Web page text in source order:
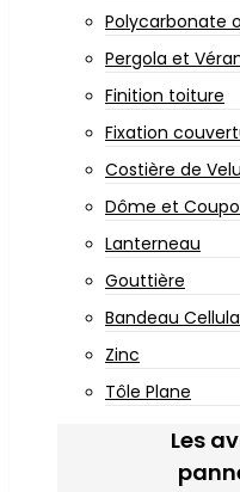
Polycarbonate
Pergola et
Finition toiture
Fixation
Costière de
Dôme et
Lanterneau
Gouttière
Bandeau
Zinc
Tôle Plane
Les